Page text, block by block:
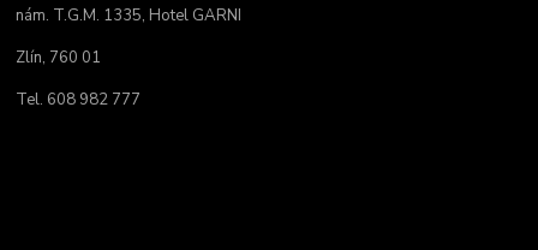
nám. T.G.M. 1335, Hotel GARNI
Zlín, 760 01
Tel. 608 982 777